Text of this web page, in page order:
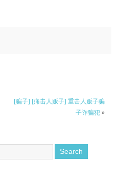
[骗子] [痛击人贩子] 重击人贩子骗
子诈骗犯»